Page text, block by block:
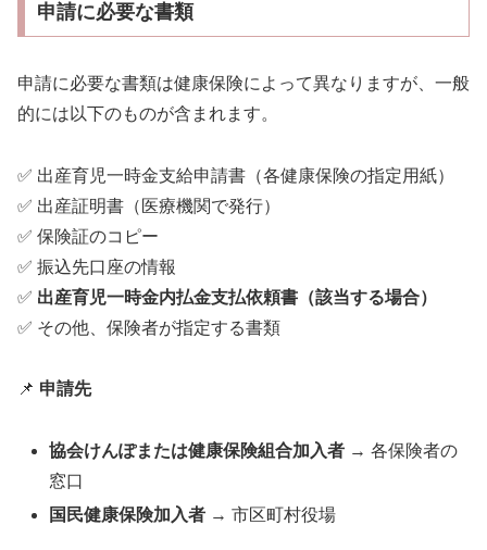
申請に必要な書類
申請に必要な書類は健康保険によって異なりますが、一般
的には以下のものが含まれます。
✅ 出産育児一時金支給申請書（各健康保険の指定用紙）
✅ 出産証明書（医療機関で発行）
✅ 保険証のコピー
✅ 振込先口座の情報
✅ 出産育児一時金内払金支払依頼書（該当する場合）
✅ その他、保険者が指定する書類
📌 申請先
協会けんぽまたは健康保険組合加入者 → 各保険者の
窓口
国民健康保険加入者 → 市区町村役場